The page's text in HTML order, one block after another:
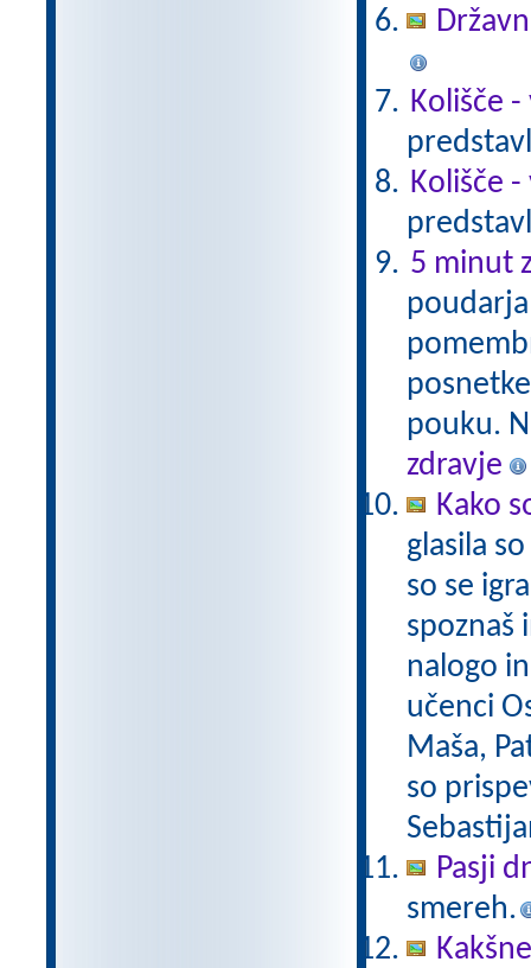
Kolišče
Kolišče
5 minut
pouku.
zdravje
Kako
glasila
so se
spoznaš
nalogo
učenci
Maša,
so
Pasji
smereh.